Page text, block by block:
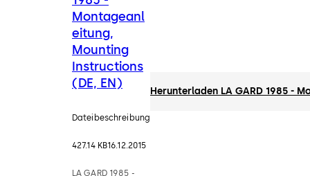
Montageanl
eitung,
Mounting
Instructions
(DE, EN)
Dateibeschreibung
427.14 KB16.12.2015
LA GARD 1985 -
Herunterladen LA GARD 1985 -